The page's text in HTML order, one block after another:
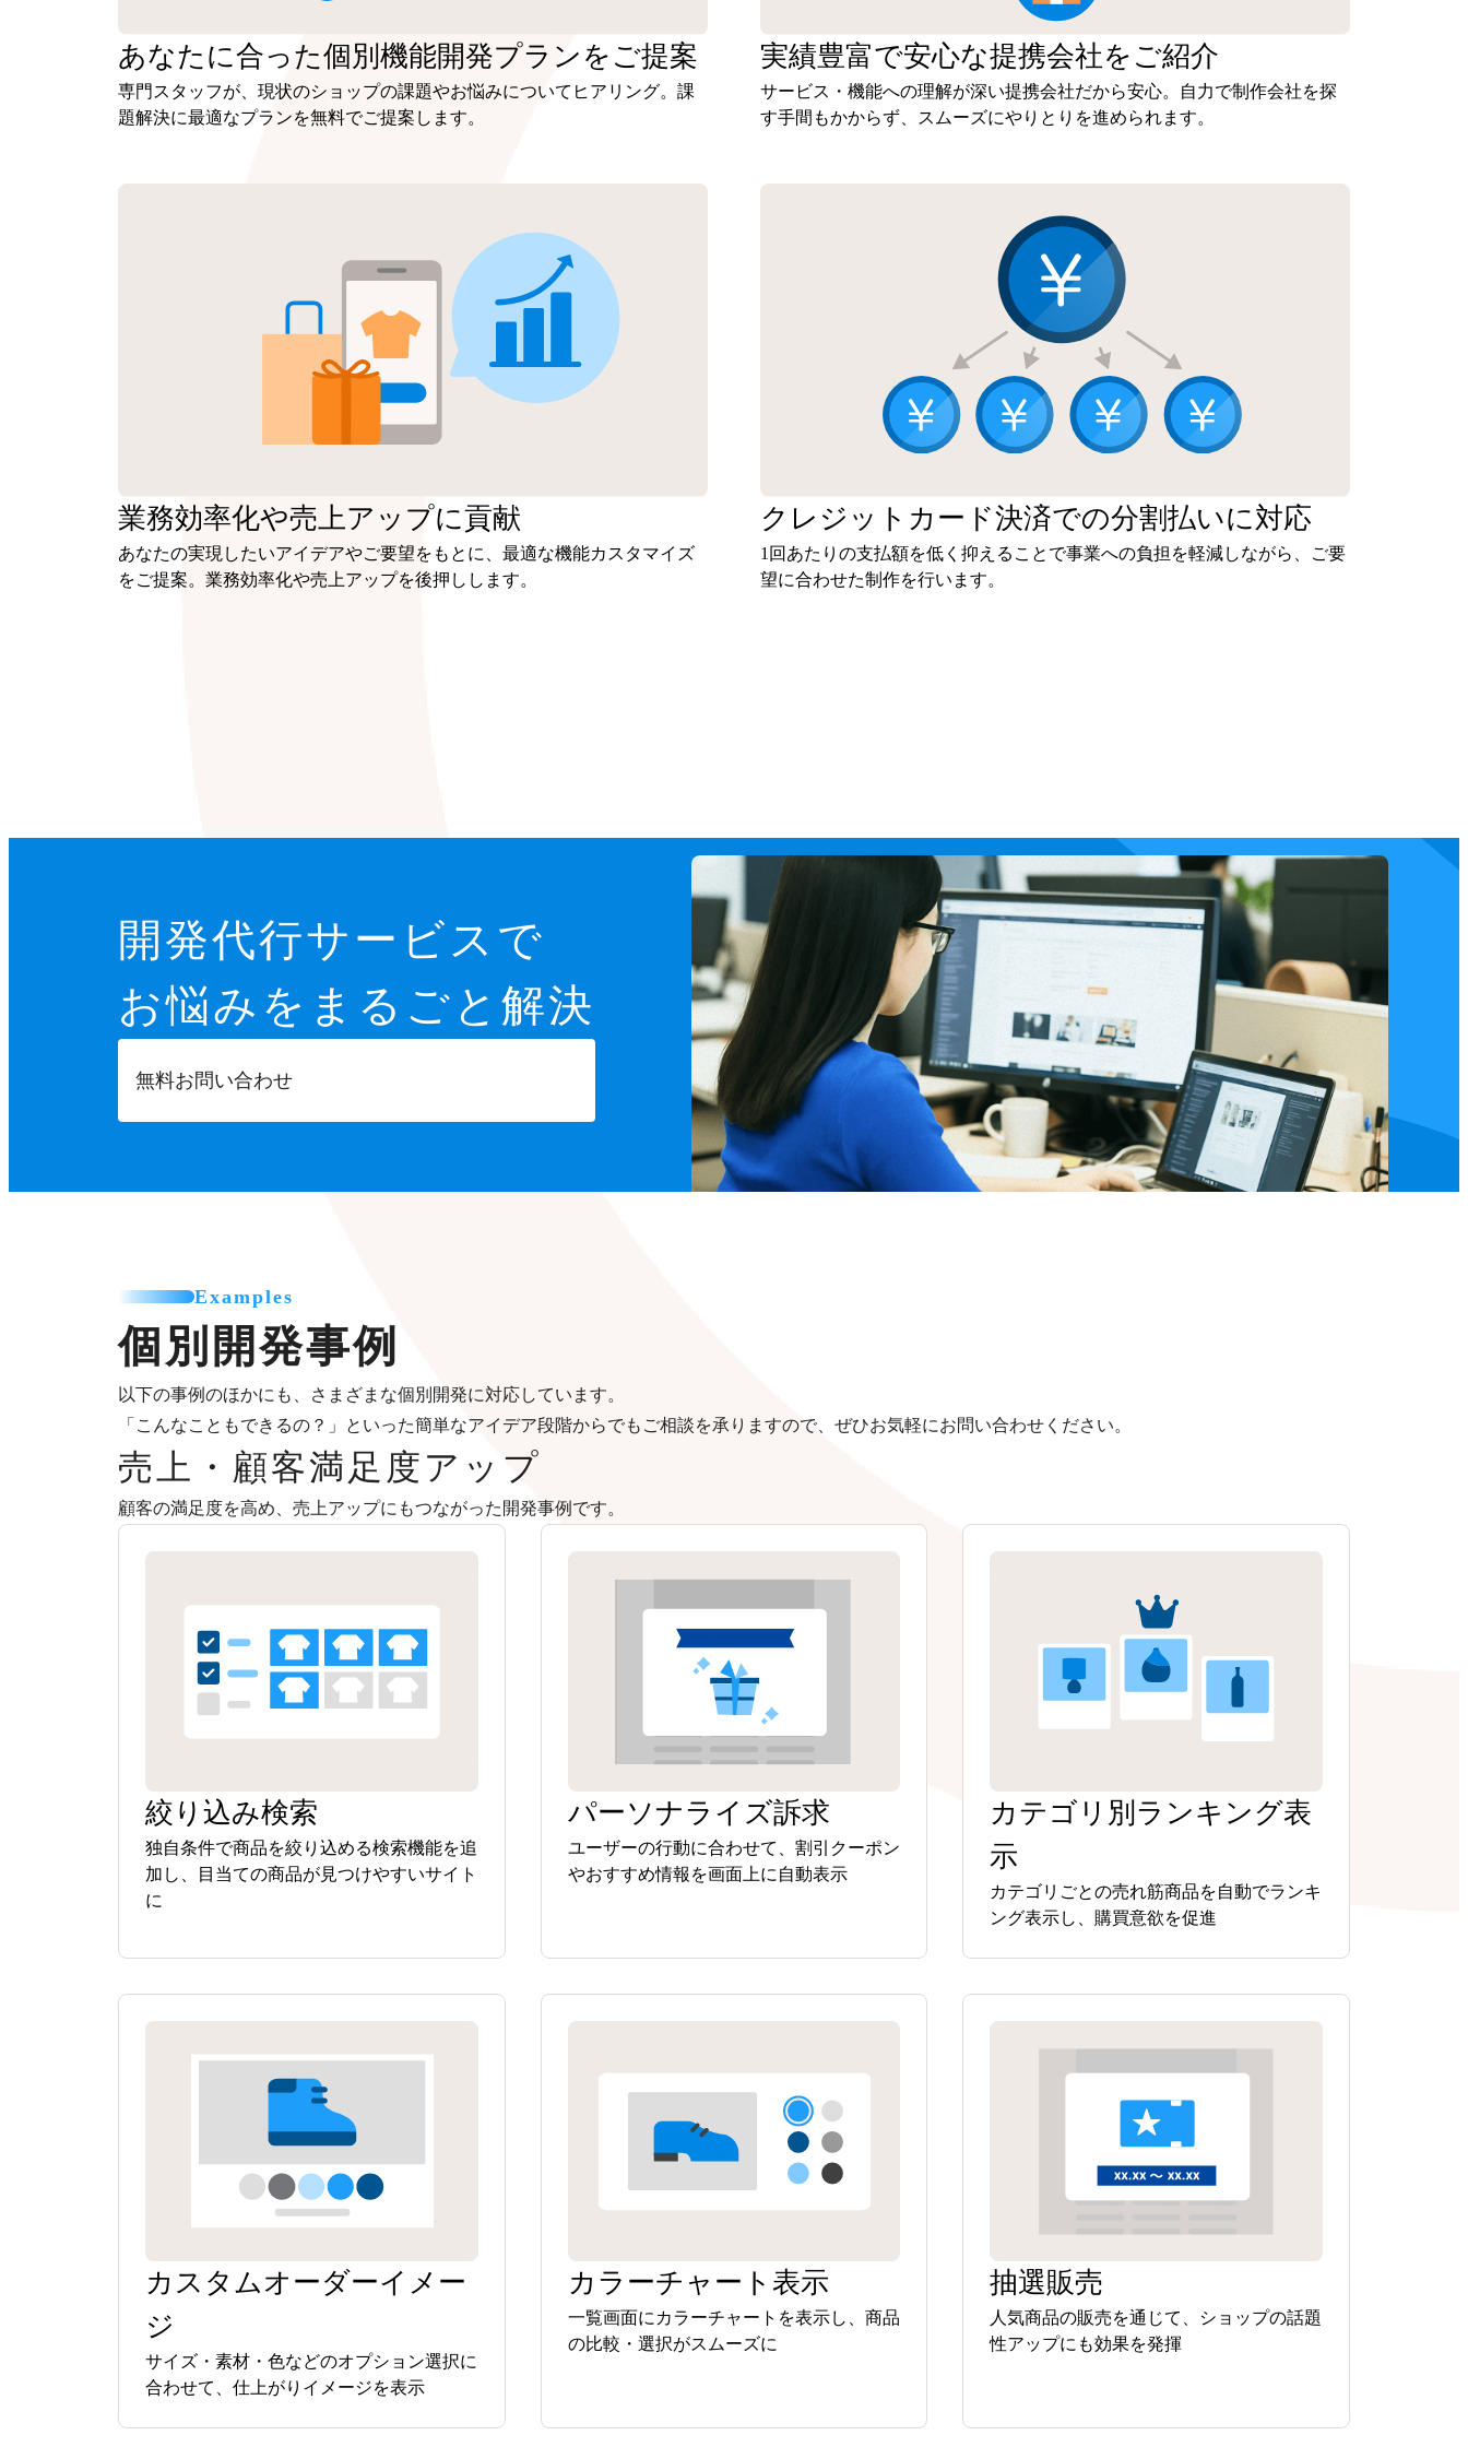
あなたに合った個別機能開発プランを ご提案
専門スタッフが、現状のショップの課題やお悩みについてヒアリング。課
題解決に最適なプランを無料でご提案します。
実績豊富で安心な提携会社を ご紹介
サービス・機能への理解が深い提携会社だから安心。自力で制作会社を探
す手間もかからず、スムーズにやりとりを進められます。
業務効率化や売上アップに貢献
あなたの実現したいアイデアやご要望をもとに、最適な機能カスタマイズ
をご提案。業務効率化や売上アップを後押しします。
クレジットカード決済での分割払いに対応
1回あたりの支払額を低く抑えることで事業への負担を軽減しながら、ご要
望に合わせた制作を行います。
開発代行サービスで
お悩みをまるごと解決
無料お問い合わせ
Examples
個別開発事例
以下の事例のほかにも、さまざまな個別開発に対応しています。
「こんなこともできるの？」といった簡単なアイデア段階からでもご相談を承りますので、ぜひお気軽にお問い合わせください。
売上・顧客満足度アップ
顧客の満足度を高め、売上アップにもつながった開発事例です。
絞り込み検索
独自条件で商品を絞り込める検索機能を追
加し、目当ての商品が見つけやすいサイト
に
パーソナライズ訴求
ユーザーの行動に合わせて、割引クーポン
やおすすめ情報を画面上に自動表示
カテゴリ別ランキング表
示
カテゴリごとの売れ筋商品を自動でランキ
ング表示し、購買意欲を促進
カスタムオーダーイメー
ジ
サイズ・素材・色などのオプション選択に
合わせて、仕上がりイメージを表示
カラーチャート表示
一覧画面にカラーチャートを表示し、商品
の比較・選択がスムーズに
抽選販売
人気商品の販売を通じて、ショップの話題
性アップにも効果を発揮